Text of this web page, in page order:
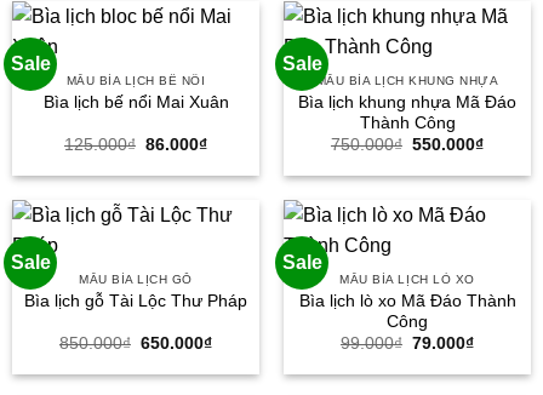
59.000₫.
Sale
MẪU BÌA LỊCH BẾ NỔI
Bìa lịch bế nổi Mai Xuân
125.000₫ Giá
là:
86.000₫Giá
tại
86.000₫.
Sale
MẪU BÌA LỊCH KHUNG NHỰA
Bìa lịch khung nhựa Mã Đáo
Thành Công
750.000₫ Giá
là:
550.000₫Giá
tại
Sale
MẪU BÌA LỊCH GỖ
Bìa lịch gỗ Tài Lộc Thư Pháp
850.000₫ Giá
là:
650.000₫Giá
tại
Sale
MẪU BÌA LỊCH LÒ XO
Bìa lịch lò xo Mã Đáo Thành
Công
99.000₫ Giá
là:
79.000₫Giá
tại